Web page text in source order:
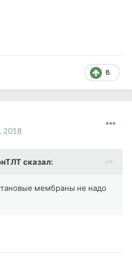
8
2018
сказал:
мембраны не надо